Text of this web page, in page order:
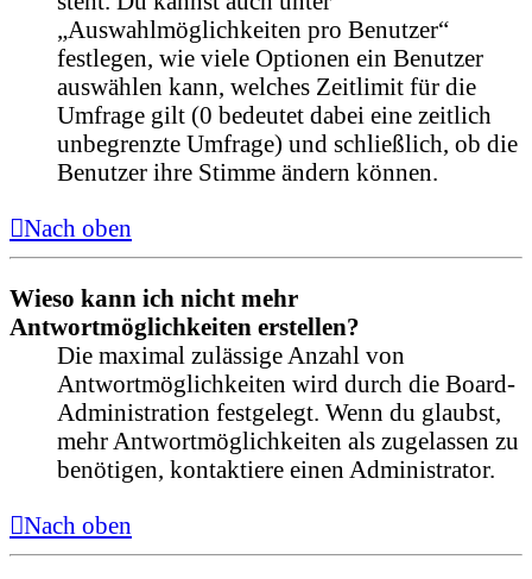
„Auswahlmöglichkeiten pro Benutzer“
festlegen, wie viele Optionen ein Benutzer
auswählen kann, welches Zeitlimit für die
Umfrage gilt (0 bedeutet dabei eine zeitlich
unbegrenzte Umfrage) und schließlich, ob die
Benutzer ihre Stimme ändern können.
Nach oben
Wieso kann ich nicht mehr
Antwortmöglichkeiten erstellen?
Die maximal zulässige Anzahl von
Antwortmöglichkeiten wird durch die Board-
Administration festgelegt. Wenn du glaubst,
mehr Antwortmöglichkeiten als zugelassen zu
benötigen, kontaktiere einen Administrator.
Nach oben